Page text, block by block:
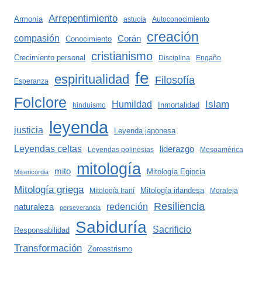
Armonía Arrepentimiento astucia Autoconocimiento
compasión Conocimiento Corán creación
Crecimiento personal cristianismo Disciplina Engaño
Esperanza espiritualidad fe Filosofía
Folclore hinduismo Humildad Inmortalidad Islam
justicia leyenda Leyenda japonesa
Leyendas celtas Leyendas polinesias liderazgo Mesoamérica
Misericordia mito mitología Mitología Egipcia
Mitología griega Mitología Iraní Mitología irlandesa Moraleja
naturaleza perseverancia redención Resiliencia
Responsabilidad Sabiduría Sacrificio
Transformación Zoroastrismo